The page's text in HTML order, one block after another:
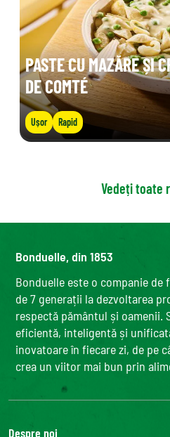
PASTE CU MAZĂRE ȘI
DE COMTÉ
Ușor Rapid
Vedeți toate
Bonduelle, din 1853
Bonduelle este o companie
de 7 generații la dezvoltarea
respectă pământul și oamenii.
eficientă, inteligentă și
inovatoare în fiecare zi, de pe
crea un viitor mai bun prin
Despre noi